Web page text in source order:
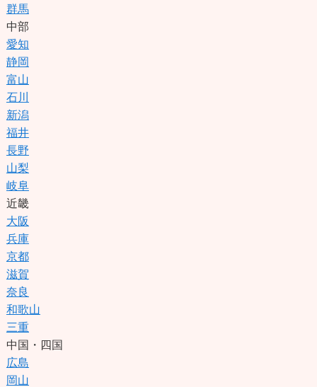
群馬
中部
愛知
静岡
富山
石川
新潟
福井
長野
山梨
岐阜
近畿
大阪
兵庫
京都
滋賀
奈良
和歌山
三重
中国・四国
広島
岡山